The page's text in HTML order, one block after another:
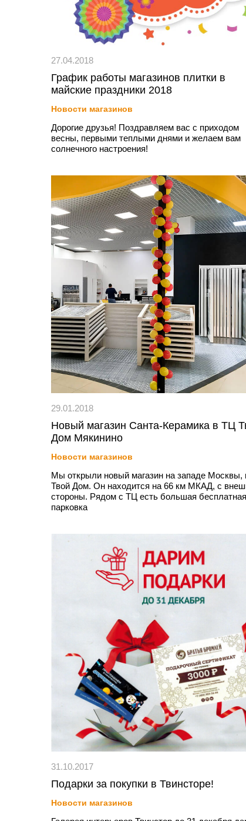
27.04.2018
График работы магазинов плитки в
майские праздники 2018
Новости магазинов
Дорогие друзья! Поздравляем вас с приходом
весны, первыми теплыми днями и желаем вам
солнечного настроения!
29.01.2018
Новый магазин Санта-Керамика в ТЦ
Дом Мякинино
Новости магазинов
Мы открыли новый магазин на западе Москвы,
Твой Дом. Он находится на 66 км МКАД, с
стороны. Рядом с ТЦ есть большая бесплатная
парковка
31.10.2017
Подарки за покупки в Твинсторе!
Новости магазинов